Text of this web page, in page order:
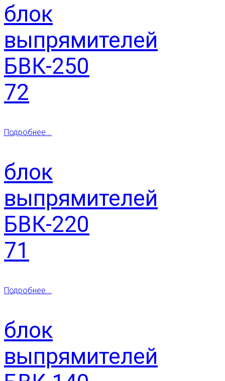
блок
выпрямителей
БВК-250
72
Подробнее...
блок
выпрямителей
БВК-220
71
Подробнее...
блок
выпрямителей